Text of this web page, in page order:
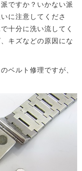
ですか？いかない派
に注意してくださ
十分に洗い流してく
キズなどの原因にな
ルト修理ですが、